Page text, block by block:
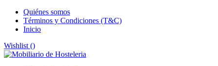
Quiénes somos
Términos y Condiciones (T&C)
Inicio
Wishlist ()